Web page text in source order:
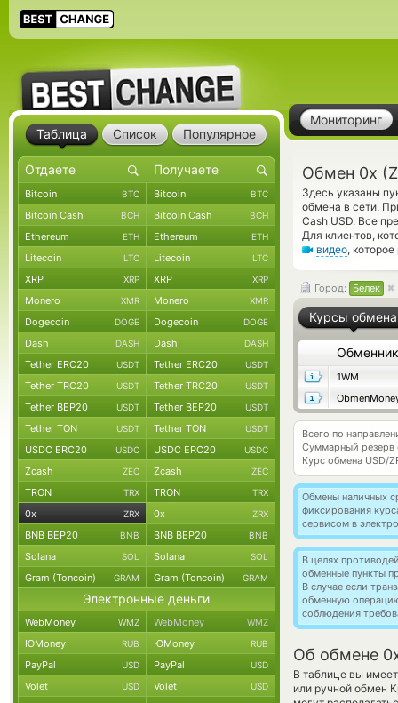
Мониторинг
Обмен 0x
Здесь указаны
обмена в сети.
Cash USD. Все
Для клиентов,
видео,
Город: Белек
Курсы обмена
Обменник
1WM
Всего по
Суммарный резерв
Курс обмена USD/
Обмены наличных
фиксирования
сервисом в
В целях
обменные пункты
В случае если
обменную
соблюдения
Об обмене
В таблице вы
или ручной обмен
Таблица Список Популярное
Bitcoin BTC Bitcoin BTC
Bitcoin Cash BCH Bitcoin Cash BCH
Ethereum ETH Ethereum ETH
Litecoin LTC Litecoin LTC
XRP XRP XRP XRP
Monero XMR Monero XMR
Dogecoin DOGE Dogecoin DOGE
Dash DASH Dash DASH
Tether ERC20 USDT Tether ERC20 USDT
Tether TRC20 USDT Tether TRC20 USDT
Tether BEP20 USDT Tether BEP20 USDT
Tether TON USDT Tether TON USDT
USDC ERC20 USDC USDC ERC20 USDC
Zcash ZEC Zcash ZEC
TRON TRX TRON TRX
0x ZRX 0x ZRX
BNB BEP20 BNB BNB BEP20 BNB
Solana SOL Solana SOL
Gram (Toncoin) GRAM Gram (Toncoin) GRAM
Электронные деньги
WebMoney WMZ WebMoney WMZ
ЮMoney RUB ЮMoney RUB
PayPal USD PayPal USD
Volet USD Volet USD